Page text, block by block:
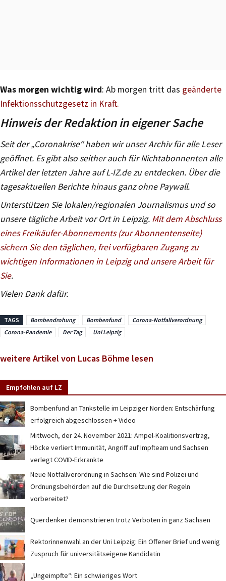
Was morgen wichtig wird: Ab morgen tritt das geänderte
Infektionsschutzgesetz in Kraft.
Hinweis der Redaktion in eigener Sache
Seit der „Coronakrise“ haben wir unser Archiv für alle Leser
geöffnet. Es gibt also seither auch für Nichtabonnenten alle
Artikel der letzten Jahre auf L-IZ.de zu entdecken. Über die
tagesaktuellen Berichte hinaus ganz ohne Paywall.
Unterstützen Sie lokalen/regionalen Journalismus und so
unsere tägliche Arbeit vor Ort in Leipzig. Mit dem Abschluss
eines Freikäufer-Abonnements (zur Abonnentenseite)
sichern Sie den täglichen, frei verfügbaren Zugang zu
wichtigen Informationen in Leipzig und unsere Arbeit für
Sie.
Vielen Dank dafür.
TAGS Bombendrohung Bombenfund
Corona-Notfallverordnung
Corona-Pandemie
Der Tag Uni Leipzig
weitere Artikel von Lucas Böhme lesen
Empfohlen auf LZ
Bombenfund an Tankstelle im Leipziger Norden: Entschärfung
erfolgreich abgeschlossen + Video
Mittwoch, der 24. November 2021: Ampel-Koalitionsvertrag,
Höcke verliert Immunität, Angriff auf Impfteam und Sachsen
verlegt COVID-Erkrankte
Neue Notfallverordnung in Sachsen: Wie sind Polizei und
Ordnungsbehörden auf die Durchsetzung der Regeln
vorbereitet?
Querdenker demonstrieren trotz Verboten in ganz Sachsen
Rektorinnenwahl an der Uni Leipzig: Ein Offener Brief und wenig
Zuspruch für universitätseigene Kandidatin
„Ungeimpfte“: Ein schwieriges Wort